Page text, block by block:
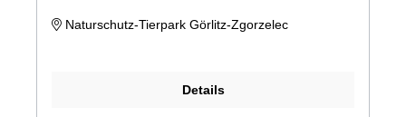
Naturschutz-Tierpark Görlitz-Zgorzelec
Details